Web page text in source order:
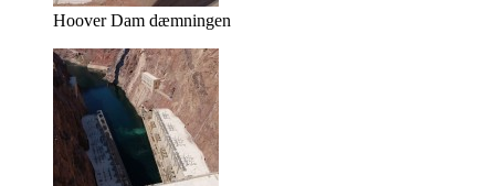
Hoover Dam dæmningen